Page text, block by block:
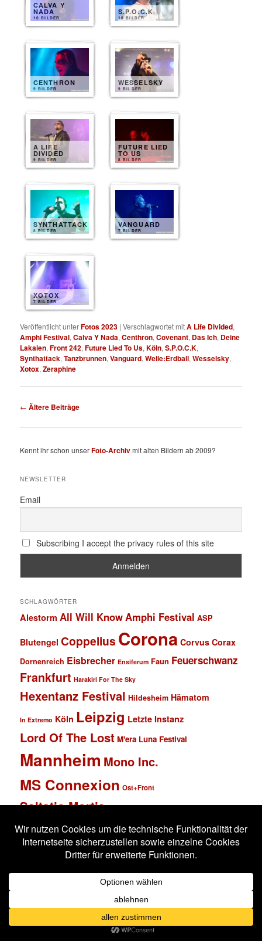
CALVA Y
NADA
10 BILDER
S.P.O.C.K
10 BILDER
CENTHRON
9 BILDER
WESSELSKY
9 BILDER
A LIFE
DIVIDED
9 BILDER
FUTURE LIED
TO US
8 BILDER
SYNTHATTACK
8 BILDER
VANGUARD
7 BILDER
XOTOX
7 BILDER
Veröffentlicht unterFotos 2023 |Verschlagwortet mitA Life Divided,
Amphi Festival,Calva Y Nada,Centhron,Covenant, Das Ich, Deine
Lakaien,Front 242,Future Lied To Us,Köln,S.P.O.C.K,
Synthattack,Tanzbrunnen,Vanguard,Welle:Erdball,Wesselsky,
Xotox,Zeraphine
Beitragsnavigation
← Ältere Beiträge
Kennt ihr schon unserFoto-Archivmit alten Bildern ab 2009?
NEWSLETTER
Email
Subscribing I accept the privacy rules of this site
SCHLAGWÖRTER
Alestorm All Will Know Amphi Festival ASP
Blutengel Coppelius Corona Corvus Corax
Dornenreich Eisbrecher Ensiferum Faun Feuerschwanz
Frankfurt Harakiri For The Sky
Hexentanz Festival Hildesheim Hämatom
In Extremo Köln Leipzig Letzte Instanz
Lord Of The Lost M'era Luna Festival
Mannheim Mono Inc.
MS Connexion Ost+Front
Saltatio Mortis Schandmaul Schlachthof Solar Fake
Stahlmann Statistik Subway to Sally
Super Schwarzes Mannheim Tanzbrunnen
Tanzwut Unzucht Wacken
Wacken Open Air
Wave Gotik TreffenWelle:Erdball
Wiesbaden Xandria